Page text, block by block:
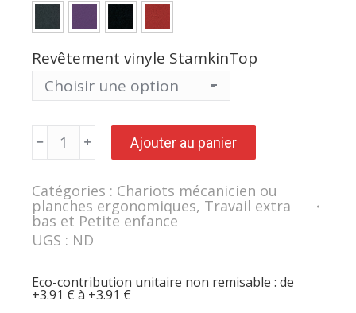
Revêtement vinyle StamkinTop
quantité
de
Chariot
garagiste
ergonomique
SKARA
pour
travaux
en
et
assise
Ajouter au panier
Catégories : Chariots mécanicien ou
planches ergonomiques, Travail extra
bas et Petite enfance
UGS : ND
Eco-contribution unitaire non remisable : de
+3.91 € à +3.91 €